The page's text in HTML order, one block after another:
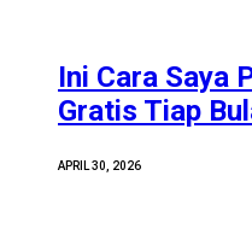
Ini Cara Saya
Gratis Tiap
APRIL 30, 2026